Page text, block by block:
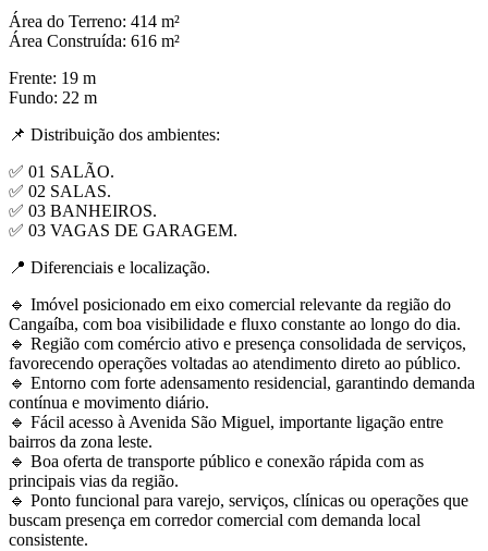
Área do Terreno: 414 m²
Área Construída: 616 m²
Frente: 19 m
Fundo: 22 m
📌 Distribuição dos ambientes:
✅ 01 SALÃO.
✅ 02 SALAS.
✅ 03 BANHEIROS.
✅ 03 VAGAS DE GARAGEM.
📍 Diferenciais e localização.
🔹 Imóvel posicionado em eixo comercial relevante da região do
Cangaíba, com boa visibilidade e fluxo constante ao longo do dia.
🔹 Região com comércio ativo e presença consolidada de serviços,
favorecendo operações voltadas ao atendimento direto ao público.
🔹 Entorno com forte adensamento residencial, garantindo demanda
contínua e movimento diário.
🔹 Fácil acesso à Avenida São Miguel, importante ligação entre
bairros da zona leste.
🔹 Boa oferta de transporte público e conexão rápida com as
principais vias da região.
🔹 Ponto funcional para varejo, serviços, clínicas ou operações que
buscam presença em corredor comercial com demanda local
consistente.